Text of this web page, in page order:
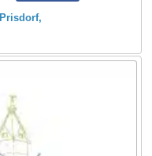
Prisdorf